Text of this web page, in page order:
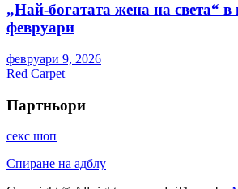
„Най-богатата жена на света“ в
февруари
февруари 9, 2026
Red Carpet
Партньори
секс шоп
Спиране на адблу